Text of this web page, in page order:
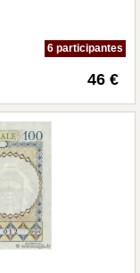
6 participantes
46 €